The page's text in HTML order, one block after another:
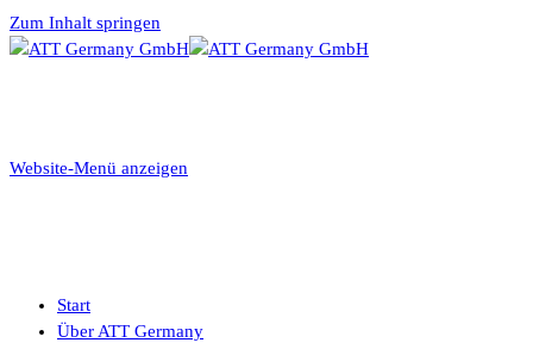
Zum Inhalt springen
Website-Menü anzeigen
Start
Über ATT Germany